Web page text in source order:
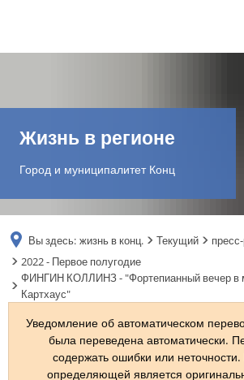
Жизнь в регионе
Город и муниципалитет Конц
Вы здесь: жизнь в конц. Текущий
2022 - Первое полугодие
ФИНГИН КОЛЛИНЗ - "Фортепианный вечер в
Картхаус"
Уведомление об автоматическом
была переведена автоматически.
содержать ошибки или
определяющей является